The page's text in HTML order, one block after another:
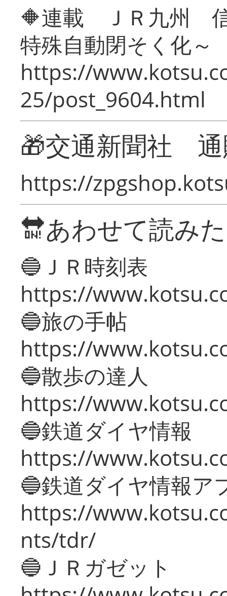
🔶連載 ＪＲ九州 信
特殊自動閉そく化～
https://
25/post_9604.html
🎁交通新聞社
https://
🔛あわせて読み
🔵ＪＲ時刻表
https://
🔵旅の手帖
https://
🔵散歩の達人
https://
🔵鉄道ダイヤ情報
https://
🔵鉄道ダイヤ情報ア
https://
nts/tdr/
🔵ＪＲガゼット